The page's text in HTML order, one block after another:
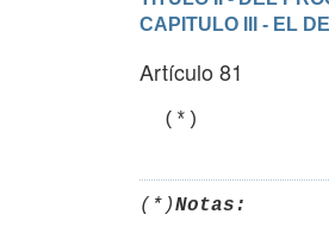
CAPITULO III - EL
Artículo 81
(*)Notas: